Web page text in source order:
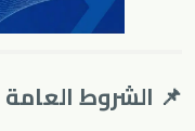
📌 الشروط العامة